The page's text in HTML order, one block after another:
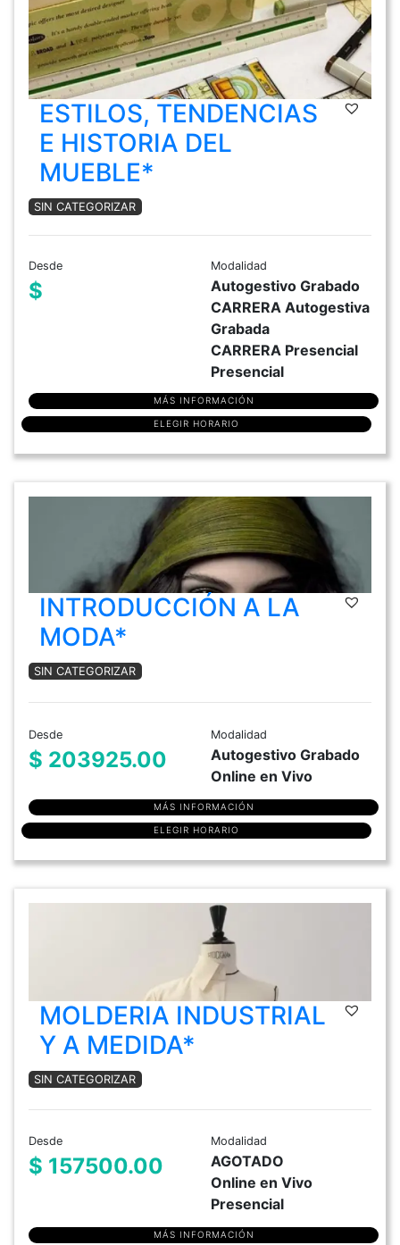
ESTILOS, TENDENCIAS
E HISTORIA DEL
MUEBLE*
SIN CATEGORIZAR
Desde
$
Modalidad
Autogestivo Grabado
CARRERA Autogestiva
Grabada
CARRERA Presencial
Presencial
MÁS INFORMACIÓN
ELEGIR HORARIO
INTRODUCCIÓN A LA
MODA*
SIN CATEGORIZAR
Desde
$ 203925.00
Modalidad
Autogestivo Grabado
Online en Vivo
MÁS INFORMACIÓN
ELEGIR HORARIO
MOLDERIA INDUSTRIAL
Y A MEDIDA*
SIN CATEGORIZAR
Desde
$ 157500.00
Modalidad
AGOTADO
Online en Vivo
Presencial
MÁS INFORMACIÓN